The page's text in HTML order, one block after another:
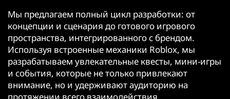
Мы предлагаем полный цикл разработки: от
концепции и сценария до готового игрового
пространства, интегрированного с брендом.
Используя встроенные механики Roblox, мы
разрабатываем увлекательные квесты, мини-игры
и события, которые не только привлекают
внимание, но и удерживают аудиторию на
протяжении всего взаимодействия.